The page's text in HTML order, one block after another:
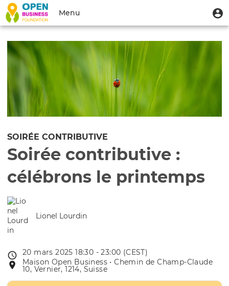
contenu
Menu
du
compte
de
l'utilisateur
Menu
Toggle
navigation
SOIRÉE CONTRIBUTIVE
Soirée contributive :
célébrons le printemps
Lionel Lourdin
Date
de
l'évênement
20 mars 2025 18:30 - 23:00 (CEST)
Lieu
de
Maison Open Business • Chemin de Champ-Claude
10, Vernier, 1214, Suisse